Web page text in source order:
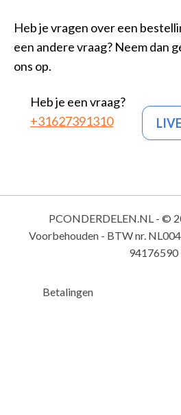
Heb je vragen over een
een andere vraag? Neem dan
ons op.
Heb je een vraag?
+31627391310
PCONDERDELEN.NL - ©
Voorbehouden - BTW nr.
94176590
Betalingen